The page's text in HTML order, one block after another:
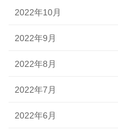
2022年10月
2022年9月
2022年8月
2022年7月
2022年6月